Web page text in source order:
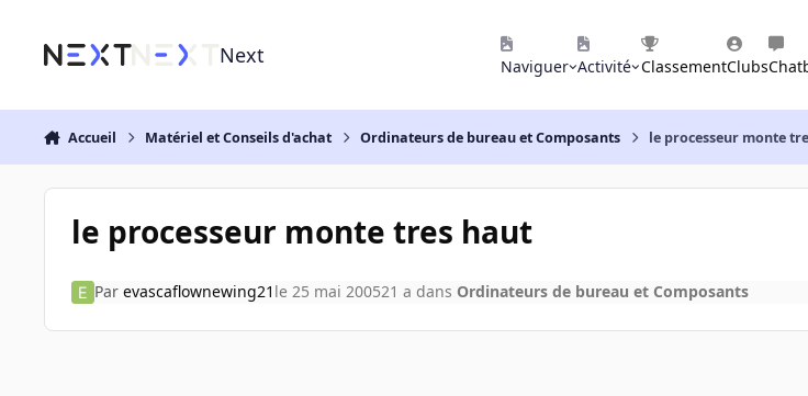
Next Naviguer Activité ClassementClubs
Accueil Matériel et Conseils d'achat Ordinateurs de bureau et Composants le processeur monte
le processeur monte tres haut
Par evascaflownewing21 le 25 mai 200521 a dans Ordinateurs de bureau et Composants